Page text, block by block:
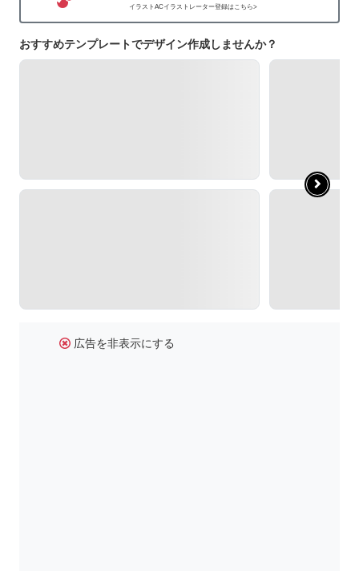
イラストACイラストレーター登録はこちら>
おすすめテンプレートでデザイン作成しませんか？
広告を非表示にする